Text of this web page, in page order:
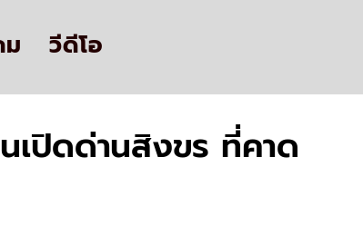
วีดีโอ
เปิดด่านสิงขร ที่คาด